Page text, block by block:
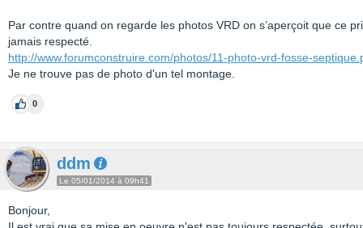
Par contre quand on regarde les photos VRD on s’aperçoit que ce
jamais respecté.
http://www.forumconstruire.com/photos/11-photo-vrd-fosse-
Je ne trouve pas de photo d'un tel montage.
0
ddm
Le 05/01/2014 à 09h41
Bonjour,